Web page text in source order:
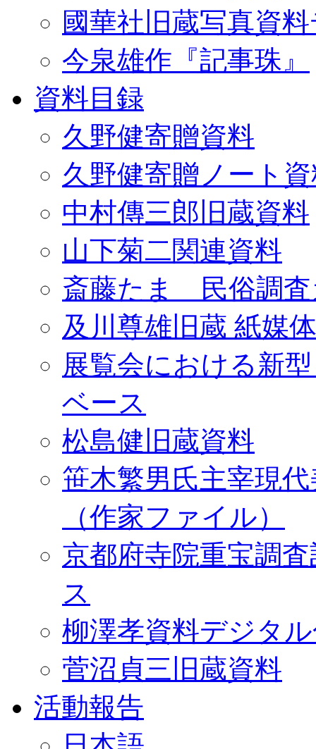
國華社旧蔵写真資
今泉雄作『記事珠』
資料目録
久野健寄贈資料
久野健寄贈ノート
中村傳三郎旧蔵資料
山下菊二関連資料
斎藤たま 民俗調査
及川尊雄旧蔵 紙媒
展覧会における新
ベース
松島健旧蔵資料
笹木繁男氏主宰現
（作家ファイル）
京都府寺院重宝調
ス
柳澤孝資料デジタ
菅沼貞三旧蔵資料
活動報告